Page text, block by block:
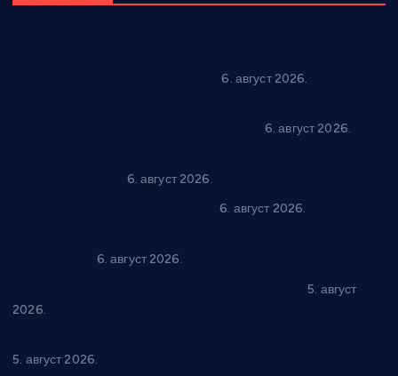
6. август 2026.
6. август 2026.
6. август 2026.
6. август 2026.
6. август 2026.
5. август
2026.
5. август 2026.